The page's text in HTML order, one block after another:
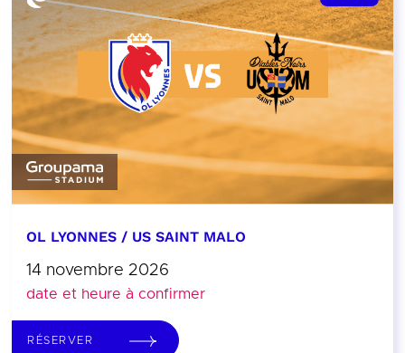
OL LYONNES / US SAINT MALO
14 novembre 2026
date et heure à confirmer
RÉSERVER